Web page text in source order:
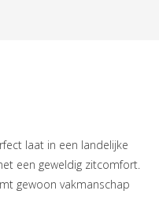
laat in een landelijke
een geweldig zitcomfort.
gewoon vakmanschap